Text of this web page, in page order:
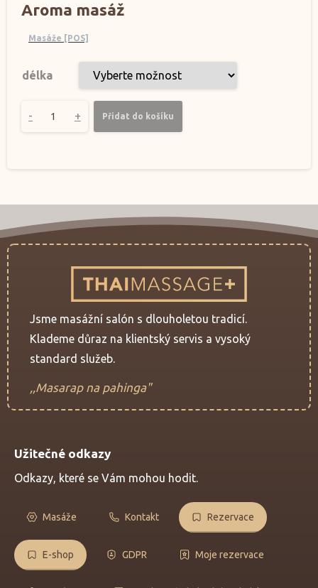
Aroma masáž
Masáže [POS]
délka
- + Přidat do košíku
Jsme masážní salón s dlouholetou tradicí.
Klademe důraz na klientský servis a vysoký
standard služeb.
,,Masarap na pahinga"
Užitečné odkazy
Odkazy, které se Vám mohou hodit.
Masáže Kontakt Rezervace
E-shop GDPR Moje rezervace